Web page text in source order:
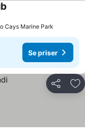
Cays Marine Park
Se priser
Dela